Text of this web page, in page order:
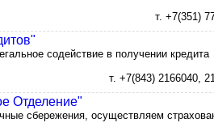
т. +7(351)
содействие в получении кредита
т. +7(843) 2166040,
Отделение"
сбережения, осуществляем